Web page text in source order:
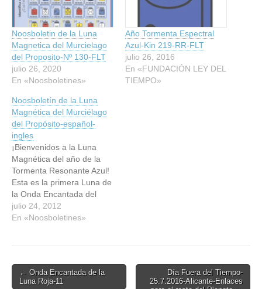
Noosboletin de la Luna
Magnetica del Murcielago
del Proposito-Nº 130-FLT
julio 26, 2020
En «Noosboletines»
Año Tormenta Espectral
Azul-Kin 219-RR-FLT
julio 26, 2016
En «FUNDACIÓN LEY DEL
TIEMPO»
Noosboletín de la Luna
Magnética del Murciélago
del Propósito-español-
ingles
¡Bienvenidos a la Luna
Magnética del año de la
Tormenta Resonante Azul!
Esta es la primera Luna de
la Onda Encantada del
Servicio Planetario; la Luna
de la Atracción Magnética,
también para contemplar y
reevaluar nuestro
julio 24, 2012
En «Noosboletines»
Post
navigation
← Onda Encantada de la
Luna Roja-11
Día Fuera del Tiempo-
25.7.2016-Alicante-Enlaces